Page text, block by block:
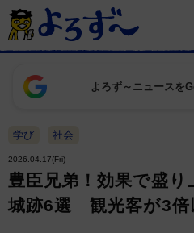
よろず～ニュースを
学び 社会
2026.04.17(Fri)
豊臣兄弟！効果で盛
城跡6選 観光客が3倍